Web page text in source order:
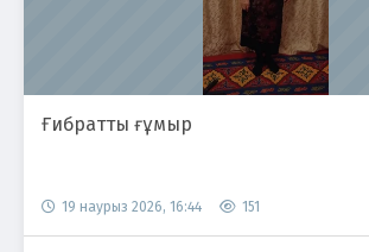
Ғибратты ғұмыр
19 наурыз 2026, 16:44 151